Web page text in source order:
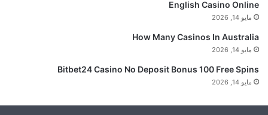
English Casino Online
مايو 14, 2026
How Many Casinos In Australia
مايو 14, 2026
Bitbet24 Casino No Deposit Bonus 100 Free Spins
مايو 14, 2026